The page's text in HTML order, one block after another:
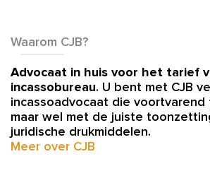
Waarom CJB?
Advocaat in huis voor het tarief
incassobureau. U bent met CJB
incassoadvocaat die voortvarend
maar wel met de juiste
juridische drukmiddelen.
Meer over CJB